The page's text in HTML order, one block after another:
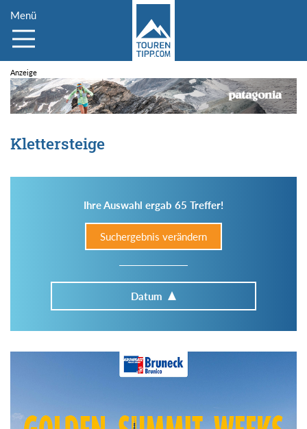
Menü
Klettersteige
Ihre Auswahl ergab 65 Treffer!
Suchergebnis verändern
Datum
Im Tourenarchiv suchen